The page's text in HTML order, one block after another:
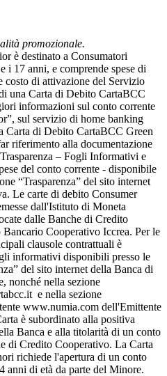
promozionale.
è destinato a Consumatori
i 17 anni, e comprende spese di
costo di attivazione del Servizio
una Carta di Debito CartaBCC
informazioni sul conto corrente
sul servizio di home banking
Carta di Debito CartaBCC Green
riferimento alla documentazione
– Fogli Informativi e
del conto corrente - disponibile
“Trasparenza” del sito internet
Le carte di debito Consumer
dall'Istituto di Moneta
dalle Banche di Credito
Cooperativo Iccrea. Per le
clausole contrattuali è
informativi disponibili presso le
del sito internet della Banca di
nonché nella sezione
e nella sezione
www.numia.com dell'Emittente
è subordinato alla positiva
Banca e alla titolarità di un conto
di Credito Cooperativo. La Carta
richiede l'apertura di un conto
anni di età da parte del Minore.